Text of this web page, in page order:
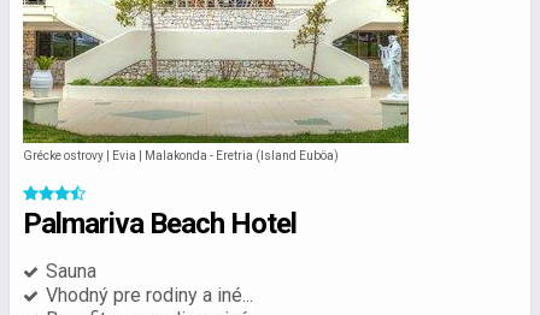
Grécke ostrovy | Evia | Malakonda - Eretria (Island Euböa)
Palmariva Beach Hotel
Sauna
Vhodný pre rodiny a iné...